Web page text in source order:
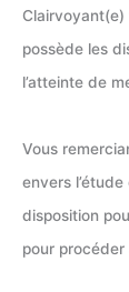
Clairvoyant(e)
possède les
l’atteinte de
Vous
envers
disposition
pour